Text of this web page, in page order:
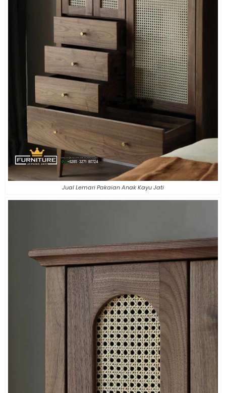
Jual Lemari Pakaian Anak Kayu Jati